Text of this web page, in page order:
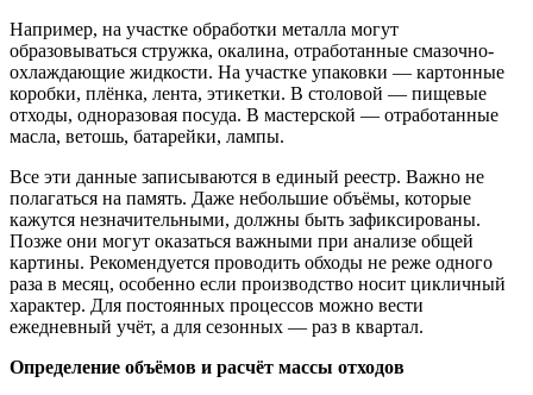
Например, на участке обработки металла могут
образовываться стружка, окалина, отработанные смазочно-
охлаждающие жидкости. На участке упаковки — картонные
коробки, плёнка, лента, этикетки. В столовой — пищевые
отходы, одноразовая посуда. В мастерской — отработанные
масла, ветошь, батарейки, лампы.
Все эти данные записываются в единый реестр. Важно не
полагаться на память. Даже небольшие объёмы, которые
кажутся незначительными, должны быть зафиксированы.
Позже они могут оказаться важными при анализе общей
картины. Рекомендуется проводить обходы не реже одного
раза в месяц, особенно если производство носит цикличный
характер. Для постоянных процессов можно вести
ежедневный учёт, а для сезонных — раз в квартал.
Определение объёмов и расчёт массы отходов